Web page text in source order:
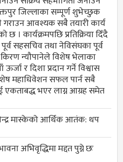
जिल्लाका सम्पूर्ण शुभेच्छुक
गराउन आवश्यक सबै तयारी कार्य
। कार्यक्रमपछि प्रतिक्रिया दिँदै
सहसचिव तथा नेविसंघका पूर्व
न्यौपानेले विशेष भेलाका
र दिशा प्रदान गर्ने विश्वास
महाधिवेशन सफल पार्न सबै
एकताबद्ध भएर लाग्न आग्रह समेत
मास्केको आर्थिक आतंक: थप
अभिवृद्धिमा मद्दत पुग्ने छः